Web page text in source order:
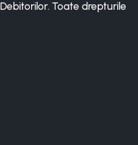
Toate drepturile